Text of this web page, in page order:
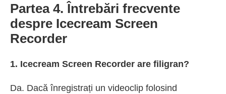
Partea 4. Întrebări frecvente
despre Icecream Screen
Recorder
1. Icecream Screen Recorder are filigran?
Da. Dacă înregistrați un videoclip folosind